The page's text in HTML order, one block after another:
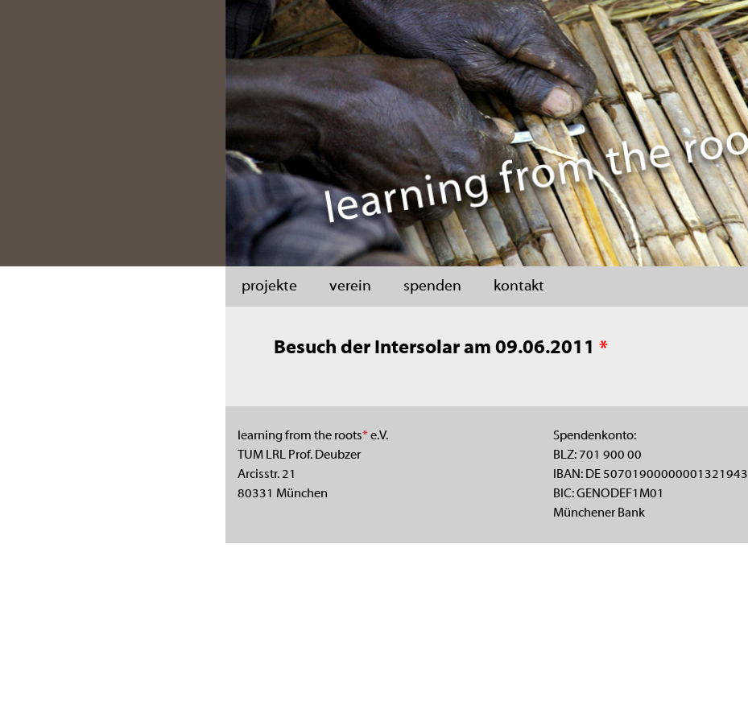
projekte verein spenden kontakt
Besuch der Intersolar am 09.06.2011 *
learning from the roots*e.V.
TUM LRL Prof. Deubzer
Arcisstr. 21
80331 München
Spendenkonto:
BLZ: 701 900 00
IBAN: DE 50701900000001321943
BIC: GENODEF1M01
Münchener Bank